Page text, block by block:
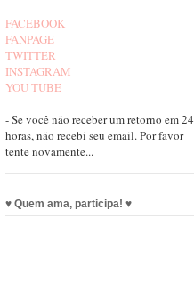
FACEBOOK
FANPAGE
TWITTER
INSTAGRAM
YOU TUBE
- Se você não receber um retorno em 24
horas, não recebi seu email. Por favor
tente novamente...
♥ Quem ama, participa! ♥